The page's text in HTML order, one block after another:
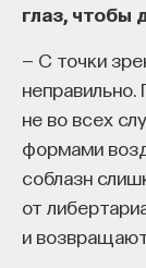
глаз, чтобы
— С точки
не во всех
формами
соблазн
от
и